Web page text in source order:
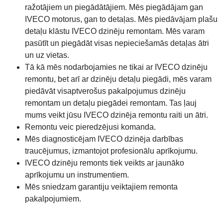
ražotājiem un piegādātājiem. Mēs piegādājam gan
IVECO motorus, gan to detaļas. Mēs piedāvājam plašu
detaļu klāstu IVECO dzinēju remontam. Mēs varam
pasūtīt un piegādāt visas nepieciešamās detaļas ātri
un uz vietas.
Tā kā mēs nodarbojamies ne tikai ar IVECO dzinēju
remontu, bet arī ar dzinēju detaļu piegādi, mēs varam
piedāvāt visaptverošus pakalpojumus dzinēju
remontam un detaļu piegādei remontam. Tas ļauj
mums veikt jūsu IVECO dzinēja remontu raiti un ātri.
Remontu veic pieredzējusi komanda.
Mēs diagnosticējam IVECO dzinēja darbības
traucējumus, izmantojot profesionālu aprīkojumu.
IVECO dzinēju remonts tiek veikts ar jaunāko
aprīkojumu un instrumentiem.
Mēs sniedzam garantiju veiktajiem remonta
pakalpojumiem.